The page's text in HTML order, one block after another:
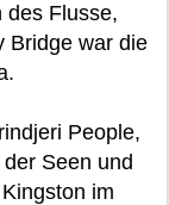
des Flusse,
Bridge war die
People,
Seen und
im